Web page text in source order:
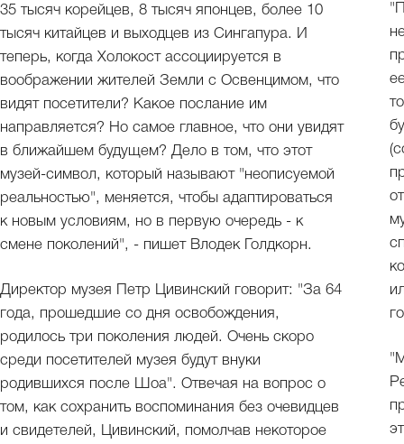
35 тысяч корейцев, 8 тысяч японцев, более 10
тысяч китайцев и выходцев из Сингапура. И
теперь, когда Холокост ассоциируется в
воображении жителей Земли с Освенцимом, что
видят посетители? Какое послание им
направляется? Но самое главное, что они увидят
в ближайшем будущем? Дело в том, что этот
музей-символ, который называют "неописуемой
реальностью", меняется, чтобы адаптироваться
к новым условиям, но в первую очередь - к
смене поколений", - пишет Влодек Голдкорн.
Директор музея Петр Цивинский говорит: "За 64
года, прошедшие со дня освобождения,
родилось три поколения людей. Очень скоро
среди посетителей музея будут внуки
родившихся после Шоа". Отвечая на вопрос о
том, как сохранить воспоминания без очевидцев
и свидетелей, Цивинский, помолчав некоторое